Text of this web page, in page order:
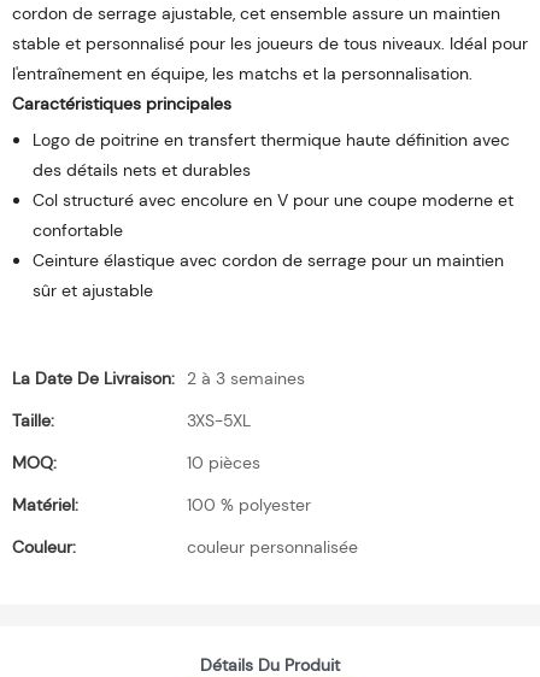
cordon de serrage ajustable, cet ensemble assure un maintien
stable et personnalisé pour les joueurs de tous niveaux. Idéal pour
l'entraînement en équipe, les matchs et la personnalisation.
Caractéristiques principales
Logo de poitrine en transfert thermique haute définition avec
des détails nets et durables
Col structuré avec encolure en V pour une coupe moderne et
confortable
Ceinture élastique avec cordon de serrage pour un maintien
sûr et ajustable
La Date De Livraison:
2 à 3 semaines
Taille:
3XS-5XL
MOQ:
10 pièces
Matériel:
100 % polyester
Couleur:
couleur personnalisée
Détails Du Produit